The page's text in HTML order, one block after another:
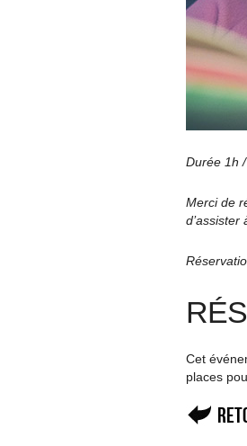
Durée 1h
Merci de
d’assister
Cet
places